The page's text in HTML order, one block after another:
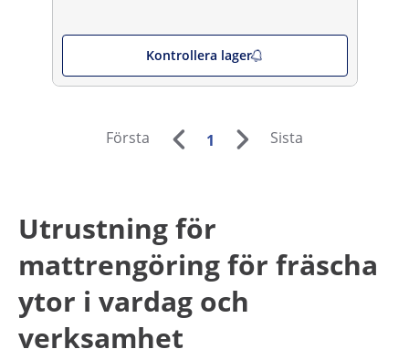
Kontrollera lager
Första 1 Sista
Utrustning för
mattrengöring för fräscha
ytor i vardag och
verksamhet